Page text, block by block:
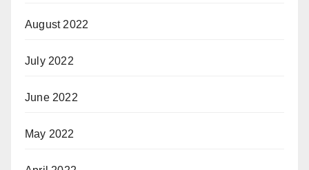
August 2022
July 2022
June 2022
May 2022